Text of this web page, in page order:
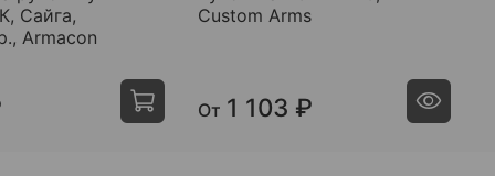
Сайга,
Armacon
Custom Arms
От 1 103 ₽